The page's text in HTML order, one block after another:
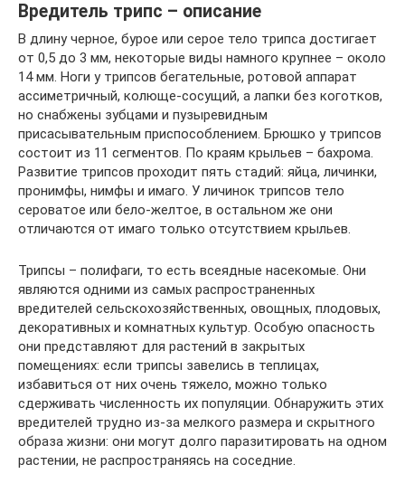
Вредитель трипс – описание
В длину черное, бурое или серое тело трипса достигает
от 0,5 до 3 мм, некоторые виды намного крупнее – около
14 мм. Ноги у трипсов бегательные, ротовой аппарат
ассиметричный, колюще-сосущий, а лапки без коготков,
но снабжены зубцами и пузыревидным
присасывательным приспособлением. Брюшко у трипсов
состоит из 11 сегментов. По краям крыльев – бахрома.
Развитие трипсов проходит пять стадий: яйца, личинки,
пронимфы, нимфы и имаго. У личинок трипсов тело
сероватое или бело-желтое, в остальном же они
отличаются от имаго только отсутствием крыльев.
Трипсы – полифаги, то есть всеядные насекомые. Они
являются одними из самых распространенных
вредителей сельскохозяйственных, овощных, плодовых,
декоративных и комнатных культур. Особую опасность
они представляют для растений в закрытых
помещениях: если трипсы завелись в теплицах,
избавиться от них очень тяжело, можно только
сдерживать численность их популяции. Обнаружить этих
вредителей трудно из-за мелкого размера и скрытного
образа жизни: они могут долго паразитировать на одном
растении, не распространяясь на соседние.